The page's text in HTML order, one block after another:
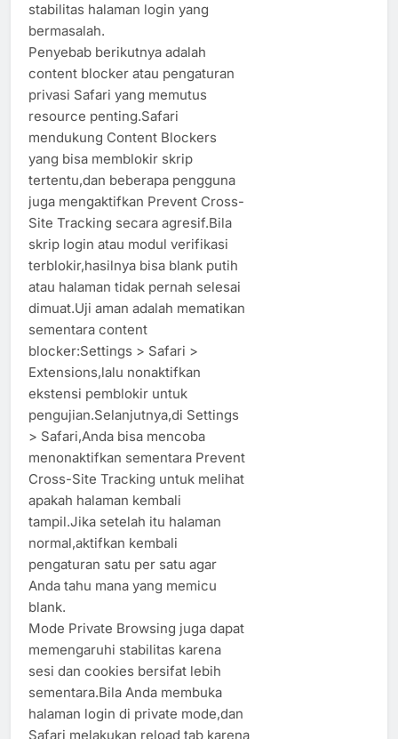
stabilitas halaman login yang
bermasalah.
Penyebab berikutnya adalah
content blocker atau pengaturan
privasi Safari yang memutus
resource penting.Safari
mendukung Content Blockers
yang bisa memblokir skrip
tertentu,dan beberapa pengguna
juga mengaktifkan Prevent Cross-
Site Tracking secara agresif.Bila
skrip login atau modul verifikasi
terblokir,hasilnya bisa blank putih
atau halaman tidak pernah selesai
dimuat.Uji aman adalah mematikan
sementara content
blocker:Settings > Safari >
Extensions,lalu nonaktifkan
ekstensi pemblokir untuk
pengujian.Selanjutnya,di Settings
> Safari,Anda bisa mencoba
menonaktifkan sementara Prevent
Cross-Site Tracking untuk melihat
apakah halaman kembali
tampil.Jika setelah itu halaman
normal,aktifkan kembali
pengaturan satu per satu agar
Anda tahu mana yang memicu
blank.
Mode Private Browsing juga dapat
memengaruhi stabilitas karena
sesi dan cookies bersifat lebih
sementara.Bila Anda membuka
halaman login di private mode,dan
Safari melakukan reload tab karena